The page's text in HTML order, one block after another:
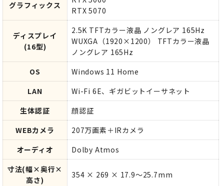
グラフィックス
RTX 5070
ディスプレイ
(16型)
2.5K TFTカラー液晶 ノングレア 165Hz
WUXGA（1920×1200） TFTカラー液晶
ノングレア 165Hz
OS
Windows 11 Home
LAN
Wi-Fi 6E、ギガビットイーサネット
生体認証
顔認証
WEBカメラ
207万画素＋IRカメラ
オーディオ
Dolby Atmos
寸法(幅×奥行×
高さ)
354 × 269 × 17.9～25.7mm